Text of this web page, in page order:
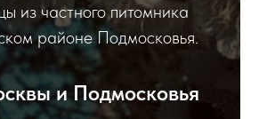
из частного питомника
районе Подмосковья.
и Подмосковья